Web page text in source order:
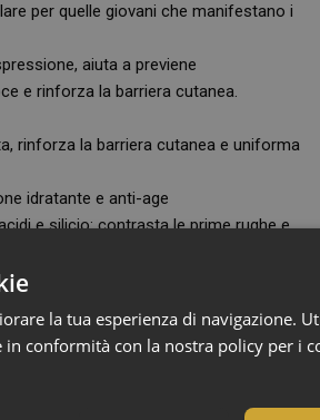
per quelle giovani che manifestano i
aiuta a previene
e rinforza la barriera cutanea.
rinforza la barriera cutanea e uniforma
idratante e anti-age
e silicio: contrasta le prime rughe e
biosaccaride e NMF (Natural
Denso ma a rapido assorbimento,
la tua esperienza di navigazione.
conformità con la nostra policy per i